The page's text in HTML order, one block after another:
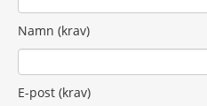
Namn (krav)
E-post (krav)